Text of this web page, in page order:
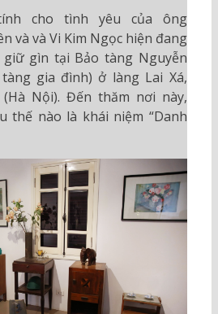
cho tình yêu của ông
và và Vi Kim Ngọc hiện đang
gìn tại Bảo tàng Nguyễn
gia đình) ở làng Lai Xá,
Nội). Đến thăm nơi này,
thế nào là khái niệm “Danh